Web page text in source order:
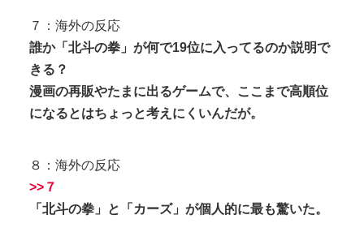
７：海外の反応
誰か「北斗の拳」が何で19位に入ってるのか説明で
きる？
漫画の再販やたまに出るゲームで、ここまで高順位
になるとはちょっと考えにくいんだが。
８：海外の反応
>>７
「北斗の拳」と「カーズ」が個人的に最も驚いた。